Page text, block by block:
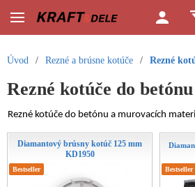
Úvod / Rezné a brúsne kotúče / Rezné
Rezné kotúče do betónu
Rezné kotúče do betónu a murovacích
Diamantový brúsny kotúč 125 mm
KD1950
Bestseller Bestseller